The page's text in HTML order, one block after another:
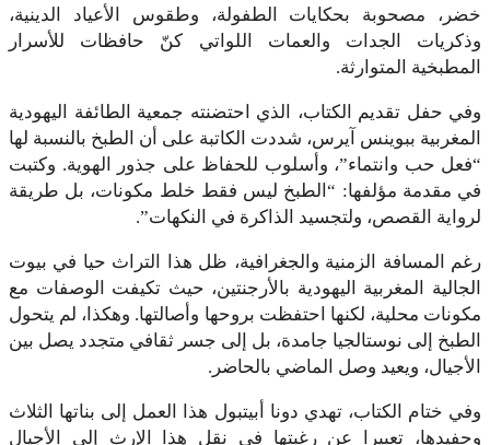
مصحوبة بحكايات الطفولة، وطقوس الأعياد الدينية،
الجدات والعمات اللواتي كنّ حافظات للأسرار
المتوارثة.
حفل تقديم الكتاب، الذي احتضنته جمعية الطائفة اليهودية
ببوينس آيرس، شددت الكاتبة على أن الطبخ بالنسبة لها
حب وانتماء”، وأسلوب للحفاظ على جذور الهوية. وكتبت
مقدمة مؤلفها: “الطبخ ليس فقط خلط مكونات، بل طريقة
القصص، ولتجسيد الذاكرة في النكهات”.
المسافة الزمنية والجغرافية، ظل هذا التراث حيا في بيوت
المغربية اليهودية بالأرجنتين، حيث تكيفت الوصفات مع
محلية، لكنها احتفظت بروحها وأصالتها. وهكذا، لم يتحول
إلى نوستالجيا جامدة، بل إلى جسر ثقافي متجدد يصل بين
ويعيد وصل الماضي بالحاضر.
ختام الكتاب، تهدي دونا أبيتبول هذا العمل إلى بناتها الثلاث
تعبيرا عن رغبتها في نقل هذا الإرث إلى الأجيال